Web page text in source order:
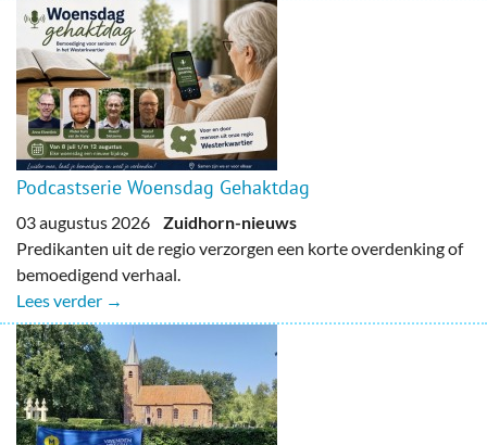
Podcastserie Woensdag Gehaktdag
03 augustus 2026 Zuidhorn-nieuws
Predikanten uit de regio verzorgen een korte overdenking of
bemoedigend verhaal.
Lees verder →